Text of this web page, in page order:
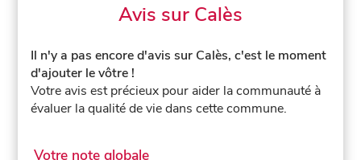
Avis sur Calès
Il n'y a pas encore d'avis sur Calès, c'est le moment
d'ajouter le vôtre !
Votre avis est précieux pour aider la communauté à
évaluer la qualité de vie dans cette commune.
Votre note globale